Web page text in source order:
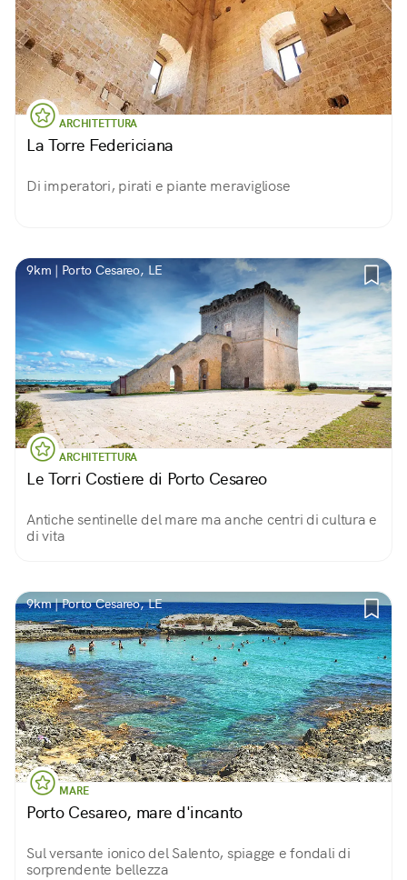
ARCHITETTURA
La Torre Federiciana
Di imperatori, pirati e piante meravigliose
9km | Porto Cesareo, LE
ARCHITETTURA
Le Torri Costiere di Porto Cesareo
Antiche sentinelle del mare ma anche centri di cultura e
di vita
9km | Porto Cesareo, LE
MARE
Porto Cesareo, mare d'incanto
Sul versante ionico del Salento, spiagge e fondali di
sorprendente bellezza